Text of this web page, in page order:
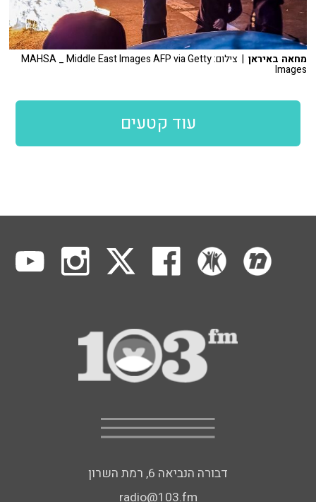
מחאה באיראן | צילום: MAHSA _ Middle East Images AFP via Getty
Images
עוד קטעים
דבורה הנביאה 6, רמת השרון
radio@103.fm